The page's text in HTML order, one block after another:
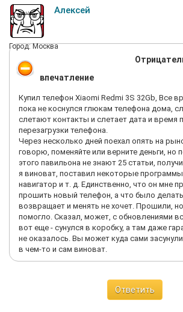
Алексей
Город: Москва
впечатление
Купил телефон Xiaomi Redmi 3S 32Gb, Все
пока не коснулся глюкам телефона дома,
слетают контакты и слетает дата и время
перезагрузки телефона.
Через несколько дней поехал опять на
говорю, поменяйте или верните деньги, но
этого павильона не знают 25 статьи,
я виноват, поставил некоторые программы
навигатор и т. д. Единственно, что он мне
прошить новый телефон, а что было
возвращает и менять не хочет. Прошили,
помогло. Сказал, может, с обновлениями
вот еще - сунулся в коробку, а там даже
не оказалось. Вы может куда сами
в чем-то и сам виноват.
Ответить